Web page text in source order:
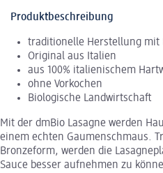
Produktbeschreibung
traditionelle Herstellung mit
Original aus Italien
aus 100% italienischem
ohne Vorkochen
Biologische Landwirtschaft
Mit der dmBio Lasagne werden
einem echten Gaumenschmaus.
Bronzeform, werden die
Sauce besser aufnehmen zu